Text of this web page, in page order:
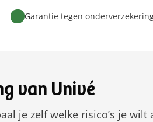
Garantie tegen
van Univé
je zelf welke risico’s je